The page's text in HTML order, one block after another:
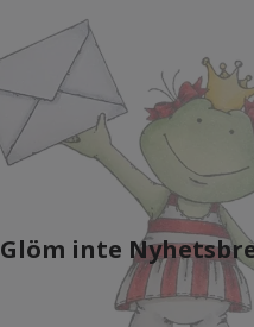
Glöm inte